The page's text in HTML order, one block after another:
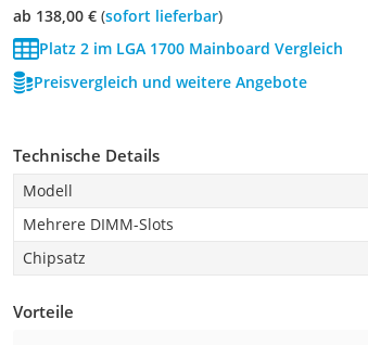
ab 138,00 €( Sofort lieferbar)
Platz 2 im LGA 1700 Mainboard Vergleich
Preisvergleich und weitere Angebote
Technische Details
Modell
Mehrere DIMM-Slots
Chipsatz
Vorteile